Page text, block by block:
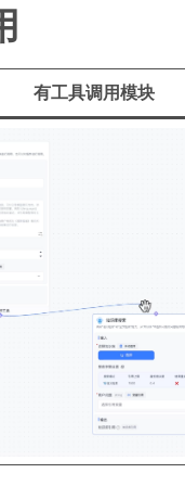
有工具调用模块